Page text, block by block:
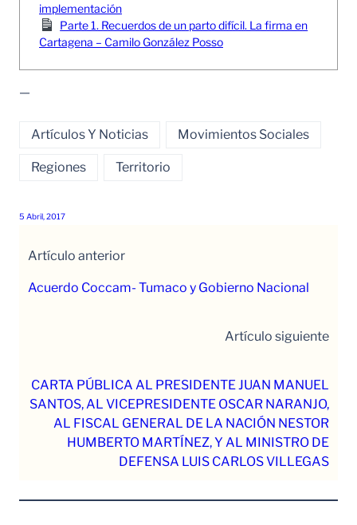
implementación
Parte 1. Recuerdos de un parto difícil. La firma en
Cartagena – Camilo González Posso
—
Artículos Y Noticias Movimientos Sociales
Regiones Territorio
5 Abril, 2017
Artículo anterior
Acuerdo Coccam- Tumaco y Gobierno Nacional
Artículo siguiente
CARTA PÚBLICA AL PRESIDENTE JUAN MANUEL
SANTOS, AL VICEPRESIDENTE OSCAR NARANJO,
AL FISCAL GENERAL DE LA NACIÓN NESTOR
HUMBERTO MARTÍNEZ, Y AL MINISTRO DE
DEFENSA LUIS CARLOS VILLEGAS